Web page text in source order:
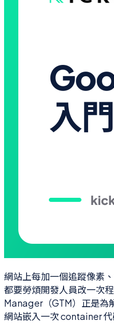
網站上每加一個追蹤像素
都要勞煩開發人員改一次
Manager（GTM）正是為
網站嵌入一次 container